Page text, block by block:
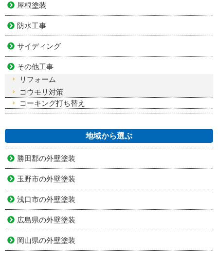
屋根塗装
防水工事
サイディング
その他工事
リフォーム
コウモリ対策
コーキング打ち替え
地域から選ぶ
勝田郡の外壁塗装
玉野市の外壁塗装
浅口市の外壁塗装
広島県の外壁塗装
岡山県の外壁塗装